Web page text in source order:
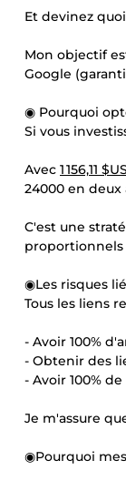
Et devinez
Mon objectif
Google (garanti
◉ Pourquoi
Si vous
Avec 1 156,11 $US
24000 en deux
C'est une
proportionnels
◉Les risques
Tous les liens
- Avoir 100%
- Obtenir des
- Avoir 100%
Je m'assure
◉Pourquoi